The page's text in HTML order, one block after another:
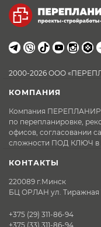
2000-2026 ООО
КОМПАНИЯ
Компания
по перепланировке,
офисов, согласовании
сложности ПОД КЛЮЧ в
КОНТАКТЫ
220089 г.Минск
БЦ ОРЛАН ул. Тиражная
+375 (29) 311-86-94
+375 (33) 311-86-94